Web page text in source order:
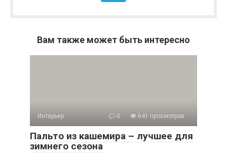
Вам также может быть интересно
Интерьер 0 641 просмотров
Пальто из кашемира – лучшее для
зимнего сезона